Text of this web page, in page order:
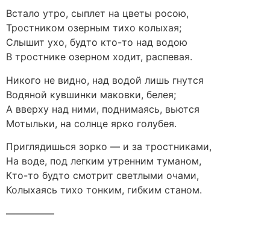
Встало утро, сыплет на цветы росою,
Тростником озерным тихо колыхая;
Слышит ухо, будто кто-то над водою
В тростнике озерном ходит, распевая.
Никого не видно, над водой лишь гнутся
Водяной кувшинки маковки, белея;
А вверху над ними, поднимаясь, вьются
Мотыльки, на солнце ярко голубея.
Приглядишься зорко — и за тростниками,
На воде, под легким утренним туманом,
Кто-то будто смотрит светлыми очами,
Колыхаясь тихо тонким, гибким станом.
—————